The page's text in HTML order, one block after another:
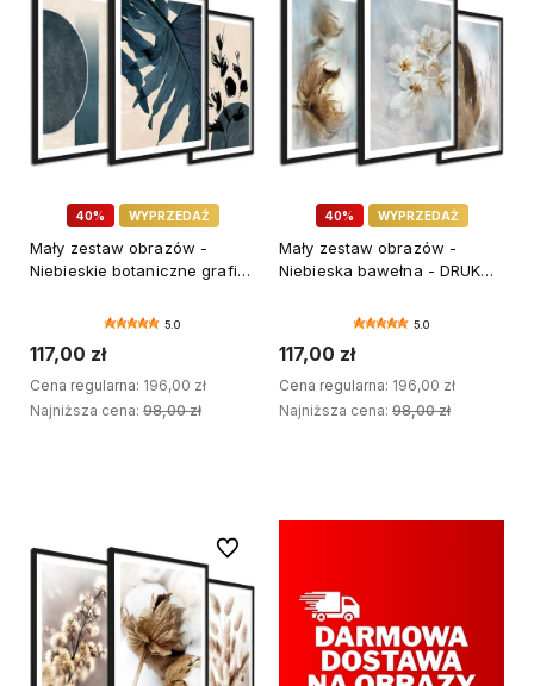
40% WYPRZEDAŻ
Mały zestaw obrazów -
Niebieskie botaniczne grafiki
5.0
117,00 zł
Cena regularna: 196,00 zł
Najniższa cena: 98,00 zł
40% WYPRZEDAŻ
Mały zestaw obrazów -
Niebieska bawełna - DRUK
5.0
117,00 zł
Cena regularna: 196,00 zł
Najniższa cena: 98,00 zł
Do ulubionych